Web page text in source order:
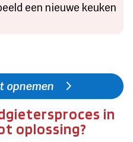
een nieuwe keuken
opnemen
in
oplossing?